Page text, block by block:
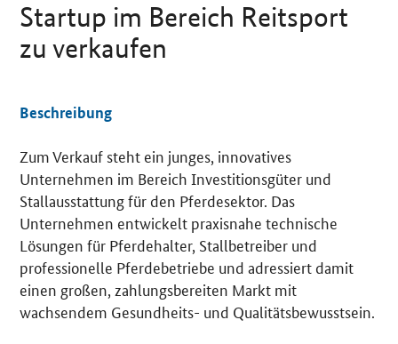
Startup im Bereich Reitsport
zu verkaufen
Details
Beschreibung
Zum Verkauf steht ein junges, innovatives
Unternehmen im Bereich Investitionsgüter und
Stallausstattung für den Pferdesektor. Das
Unternehmen entwickelt praxisnahe technische
Lösungen für Pferdehalter, Stallbetreiber und
professionelle Pferdebetriebe und adressiert damit
einen großen, zahlungsbereiten Markt mit
wachsendem Gesundheits- und Qualitätsbewusstsein.